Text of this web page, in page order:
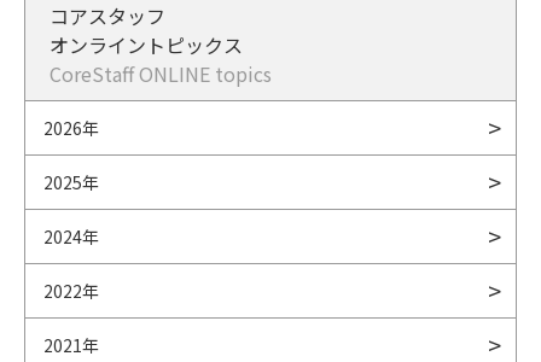
コアスタッフ
オンライントピックス
CoreStaff ONLINE topics
2026年
2025年
2024年
2022年
2021年